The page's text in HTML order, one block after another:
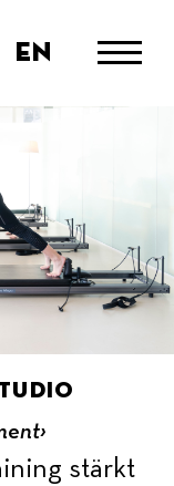
en
stärkt